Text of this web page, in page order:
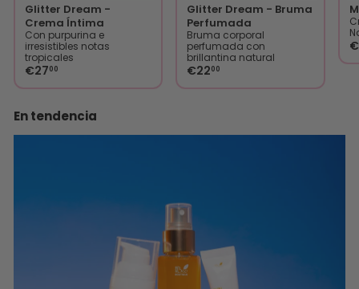
Glitter Dream -
Crema Íntima
Con purpurina e
irresistibles notas
tropicales
€2700
Glitter Dream - Bruma
Perfumada
Bruma corporal
perfumada con
brillantina natural
€2200
En tendencia